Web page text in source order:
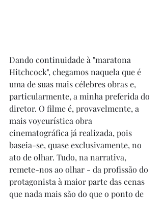
Dando continuidade à "maratona
Hitchcock", chegamos naquela que é
uma de suas mais célebres obras e,
particularmente, a minha preferida do
diretor. O filme é, provavelmente, a
mais voyeurística obra
cinematográfica já realizada, pois
baseia-se, quase exclusivamente, no
ato de olhar. Tudo, na narrativa,
remete-nos ao olhar - da profissão do
protagonista à maior parte das cenas
que nada mais são do que o ponto de